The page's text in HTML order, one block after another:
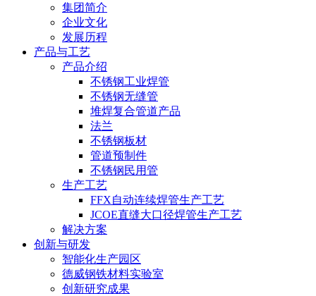
集团简介
企业文化
发展历程
产品与工艺
产品介绍
不锈钢工业焊管
不锈钢无缝管
堆焊复合管道产品
法兰
不锈钢板材
管道预制件
不锈钢民用管
生产工艺
FFX自动连续焊管生产工艺
JCOE直缝大口径焊管生产工艺
解决方案
创新与研发
智能化生产园区
德威钢铁材料实验室
创新研究成果